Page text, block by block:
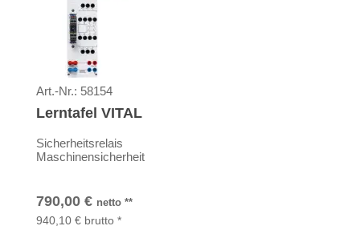
Art.-Nr.: 58154
Lerntafel VITAL
Sicherheitsrelais
Maschinensicherheit
790,00 € netto **
940,10 € brutto *